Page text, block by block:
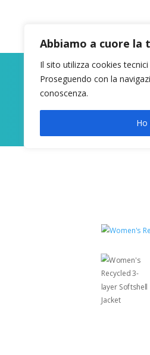
Abbiamo a cuore la
Il sito utilizza cookies
Proseguendo con la
conoscenza.
Ho